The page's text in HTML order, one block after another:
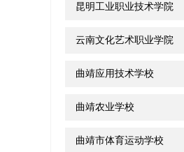
昆明工业职业技术学院
云南文化艺术职业学院
曲靖应用技术学校
曲靖农业学校
曲靖市体育运动学校